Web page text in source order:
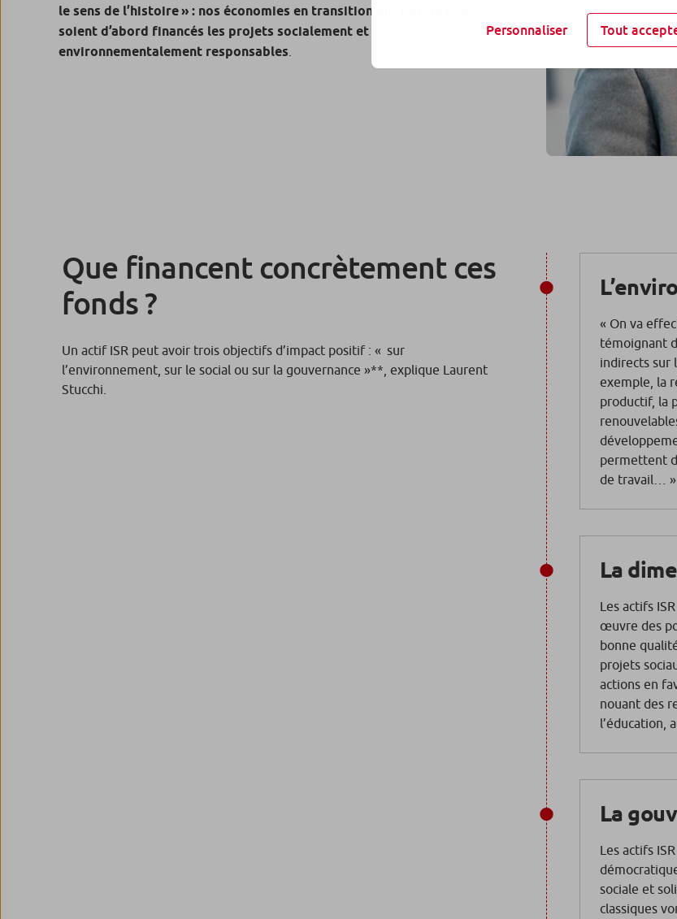
le sens de l’histoire» : nos économies en transition ont besoin que
soient d’abord financés les projets socialement et
environnementalement responsables
Que financent concrètement ces
fonds ?
Un actif ISR peut avoir trois objectifs d’impact positif : « sur
l’environnement, sur le social ou sur la gouvernance »**, explique Laurent
Stucchi.
« On va
témoignant
indirects sur
exemple, la
productif, la
permettent
de travail… »
La
L es actifs
œuvre des
bonne
projets
actions en
nouant des
l’éducation,
La
L es actifs
sociale et
classiques
Personnaliser Tout